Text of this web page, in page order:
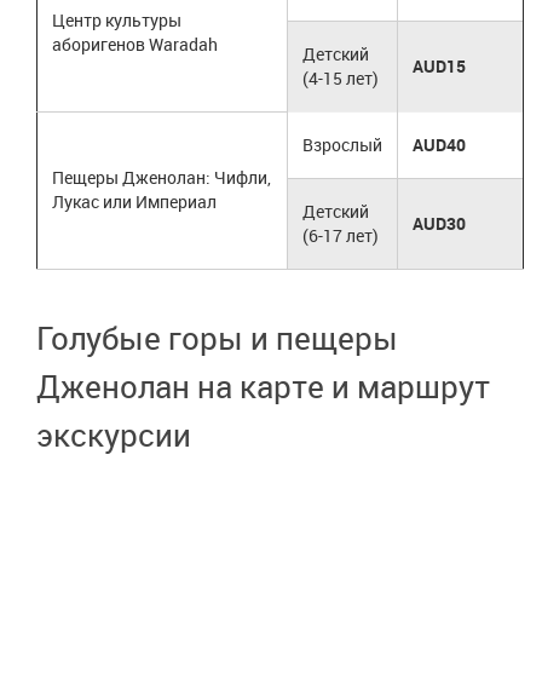
Центр культуры
аборигенов Waradah
Детский
(4-15 лет)
AUD15
Пещеры Дженолан: Чифли,
Лукас или Империал
Взрослый AUD40
Детский
(6-17 лет)
AUD30
Голубые горы и пещеры
Дженолан на карте и маршрут
экскурсии